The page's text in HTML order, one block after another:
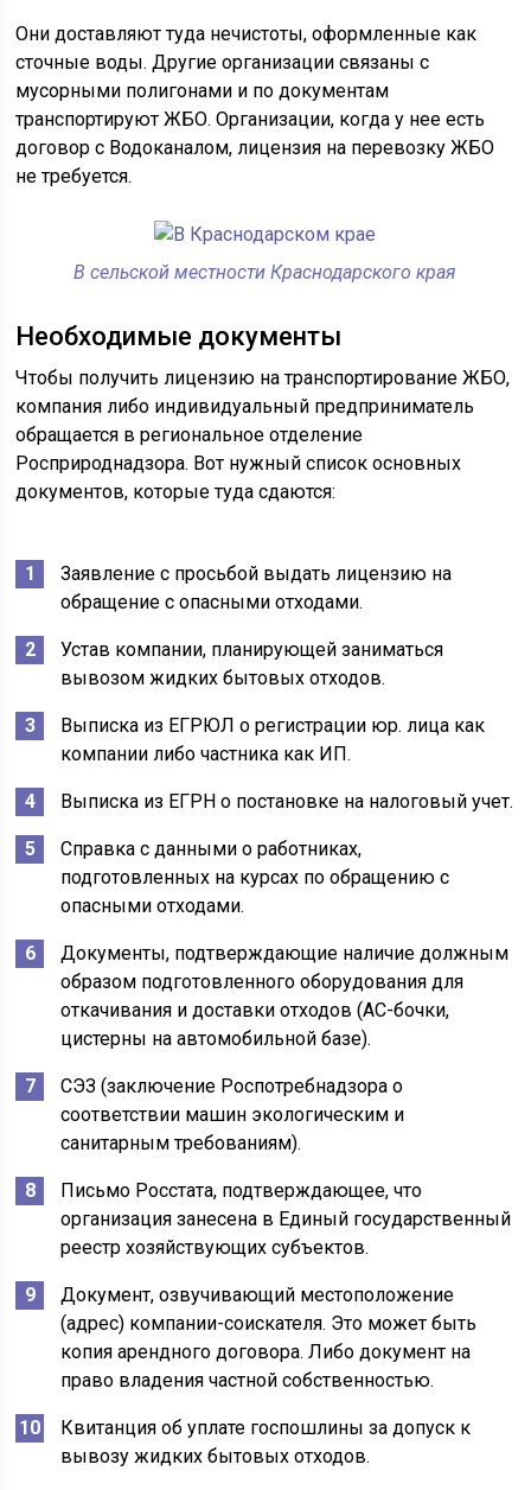
Они доставляют туда нечистоты, оформленные как
сточные воды. Другие организации связаны с
мусорными полигонами и по документам
транспортируют ЖБО. Организации, когда у нее есть
договор с Водоканалом, лицензия на перевозку ЖБО
не требуется.
В сельской местности Краснодарского края
Необходимые документы
Чтобы получить лицензию на транспортирование ЖБО,
компания либо индивидуальный предприниматель
обращается в региональное отделение
Росприроднадзора. Вот нужный список основных
документов, которые туда сдаются:
Заявление с просьбой выдать лицензию на
обращение с опасными отходами.
Устав компании, планирующей заниматься
вывозом жидких бытовых отходов.
Выписка из ЕГРЮЛ о регистрации юр. лица как
компании либо частника как ИП.
Выписка из ЕГРН о постановке на налоговый учет.
Справка с данными о работниках,
подготовленных на курсах по обращению с
опасными отходами.
Документы, подтверждающие наличие должным
образом подготовленного оборудования для
откачивания и доставки отходов (АС-бочки,
цистерны на автомобильной базе).
СЭЗ (заключение Роспотребнадзора о
соответствии машин экологическим и
санитарным требованиям).
Письмо Росстата, подтверждающее, что
организация занесена в Единый государственный
реестр хозяйствующих субъектов.
Документ, озвучивающий местоположение
(адрес) компании-соискателя. Это может быть
копия арендного договора. Либо документ на
право владения частной собственностью.
Квитанция об уплате госпошлины за допуск к
вывозу жидких бытовых отходов.